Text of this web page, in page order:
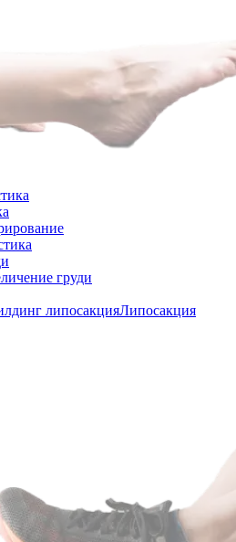
груди
липосакцияЛипосакция